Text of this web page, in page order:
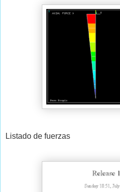
Listado de fuerzas